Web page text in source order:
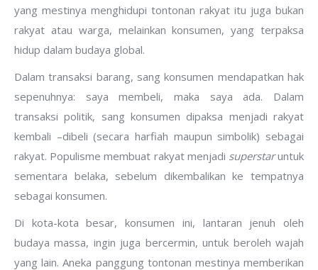
yang mestinya menghidupi tontonan rakyat itu juga bukan
rakyat atau warga, melainkan konsumen, yang terpaksa
hidup dalam budaya global.
Dalam transaksi barang, sang konsumen mendapatkan hak
sepenuhnya: saya membeli, maka saya ada. Dalam
transaksi politik, sang konsumen dipaksa menjadi rakyat
kembali –dibeli (secara harfiah maupun simbolik) sebagai
rakyat. Populisme membuat rakyat menjadi superstaruntuk
sementara belaka, sebelum dikembalikan ke tempatnya
sebagai konsumen.
Di kota-kota besar, konsumen ini, lantaran jenuh oleh
budaya massa, ingin juga bercermin, untuk beroleh wajah
yang lain. Aneka panggung tontonan mestinya memberikan